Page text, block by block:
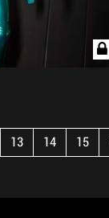
13 14 15